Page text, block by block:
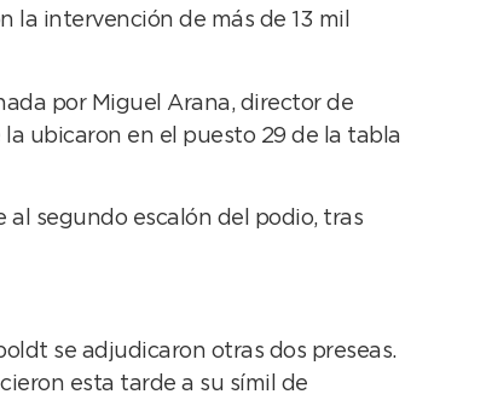
la intervención de más de 13 mil
por Miguel Arana, director de
ubicaron en el puesto 29 de la tabla
al segundo escalón del podio, tras
se adjudicaron otras dos preseas.
esta tarde a su símil de